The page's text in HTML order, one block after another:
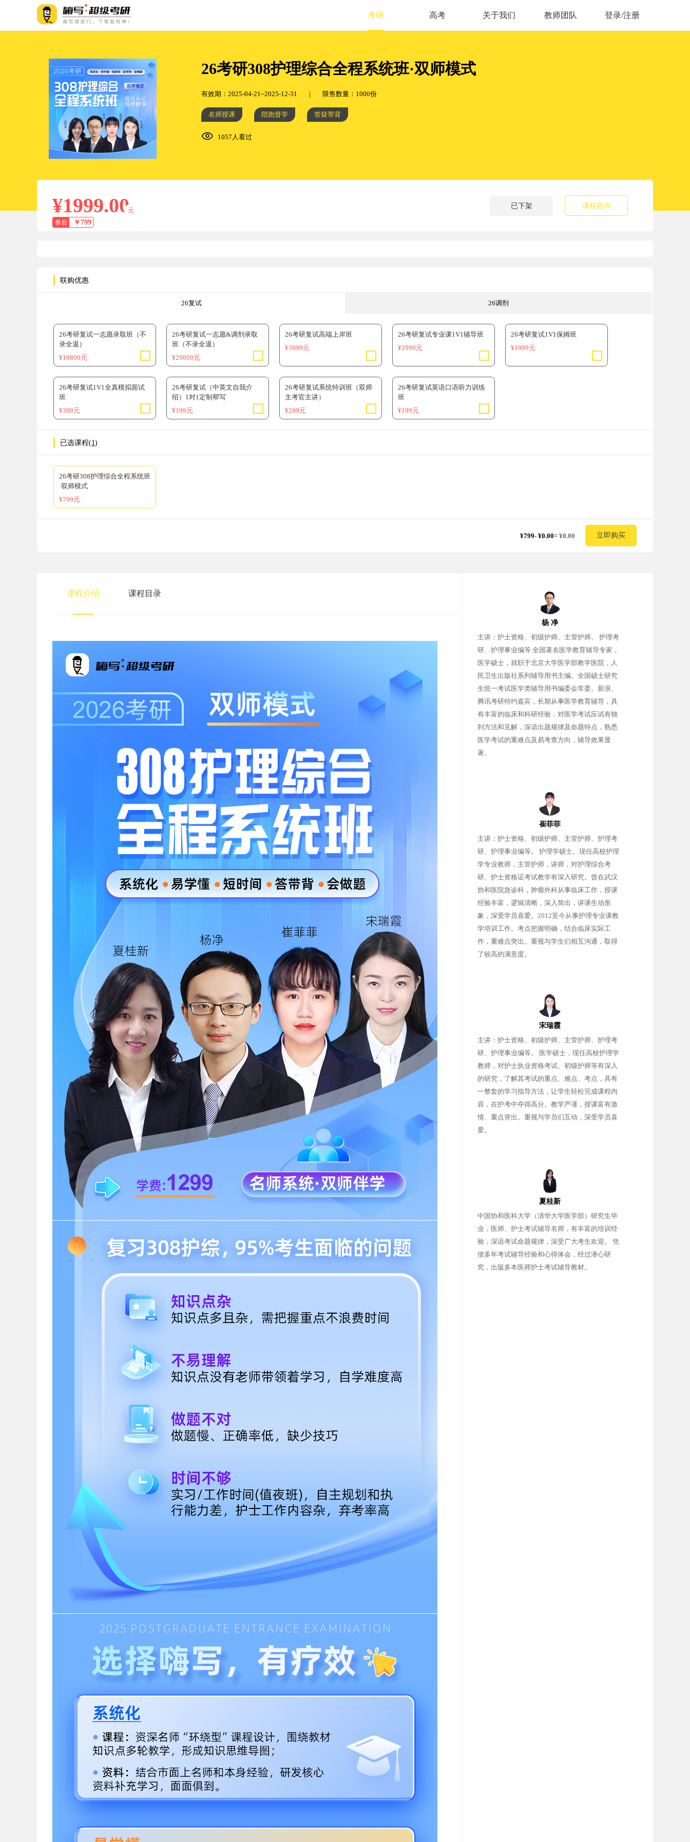
考研 高考 关于我们 教师团队 登录/注册
26考研308护理综合全程系统班·双师模式
有效期：2025-04-21~2025-12-31 | 限售数量：1000份
名师授课 陪跑督学 答疑带背
1057人看过
¥1999.00
元
券后
￥799
已下架 课程咨询
联购优惠
26复试 26调剂
26考研复试一志愿录取班（不
录全退）
¥19800元
26考研复试一志愿&调剂录取
班（不录全退）
¥29800元
26考研复试高端上岸班
¥3999元
26考研复试专业课1V1辅导班
¥2999元
26考研复试1V1保姆班
¥1999元
26考研复试1V1全真模拟面试
班
¥399元
26考研复试（中英文自我介
绍）1对1定制帮写
¥199元
26考研复试系统特训班（双师·
主考官主讲）
¥299元
26考研复试英语口语听力训练
班
¥199元
已选课程(1)
26考研308护理综合全程系统班
·双师模式
¥799元
¥799- ¥0.00= ¥0.00 立即购买
课程介绍 课程目录
杨 净
主讲：护士资格、初级护师、主管护师、 护理考
研、护理事业编等 全国著名医学教育辅导专家，
医学硕士，就职于北京大学医学部教学医院，人
民卫生出版社系列辅导用书主编。全国硕士研究
生统一考试医学类辅导用书编委会常委。新浪、
腾讯考研特约嘉宾，长期从事医学教育辅导，具
有丰富的临床和科研经验，对医学考试应试有独
到方法和见解，深谙出题规律及命题特点，熟悉
医学考试的重难点及易考查方向，辅导效果显
著。
崔菲菲
主讲：护士资格、初级护师、主管护师、护理考
研、护理事业编等。 护理学硕士。现任高校护理
学专业教师，主管护师，讲师，对护理综合考
研、护士资格证考试教学有深入研究。曾在武汉
协和医院急诊科，肿瘤外科从事临床工作，授课
经验丰富，逻辑清晰，深入简出，讲课生动形
象，深受学员喜爱。2012至今从事护理专业课教
学培训工作。考点把握明确，结合临床实际工
作，重难点突出。重视与学生们相互沟通，取得
了较高的满意度。
宋瑞霞
主讲：护士资格、初级护师、主管护师、护理考
研、护理事业编等。 医学硕士，现任高校护理学
教师，对护士执业资格考试、初级护师等有深入
的研究，了解其考试的重点、难点、考点，具有
一整套的学习指导方法，让学生轻松完成课程内
容，在护考中夺得高分。教学严谨，授课富有激
情、重点突出。重视与学员们互动，深受学员喜
爱。
夏桂新
中国协和医科大学（清华大学医学部）研究生毕
业，医师、护士考试辅导名师，有丰富的培训经
验，深谙考试命题规律，深受广大考生欢迎。 凭
借多年考试辅导经验和心得体会，经过潜心研
究，出版多本医师护士考试辅导教材。